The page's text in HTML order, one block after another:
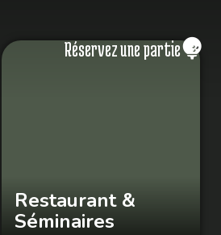
Réservez une partie
Restaurant &
Séminaires